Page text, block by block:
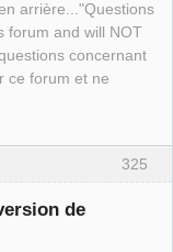
arrière..."Questions
forum and will NOT
concernant
ce forum et ne
325
de